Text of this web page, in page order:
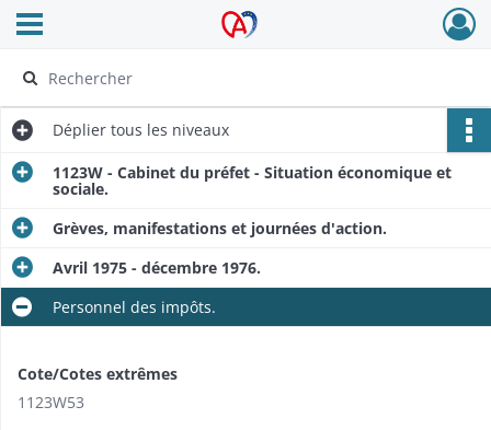
Archives Alsace - Colmar
Ouvrir le menu déroulant
Déplier tous les niveaux
1123W - Cabinet du préfet - Situation économique et
sociale.
Grèves, manifestations et journées d'action.
Avril 1975 - décembre 1976.
Personnel des impôts.
Cote/Cotes extrêmes
1123W53